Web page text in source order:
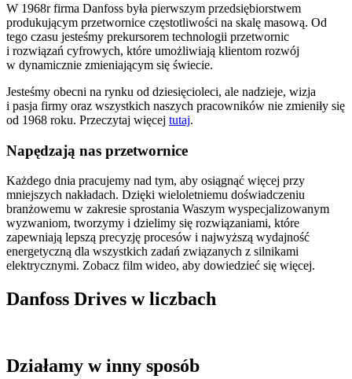
W 1968r firma Danfoss była pierwszym przedsiębiorstwem
produkującym przetwornice częstotliwości na skalę masową. Od
tego czasu jesteśmy prekursorem technologii przetwornic
i rozwiązań cyfrowych, które umożliwiają klientom rozwój
w dynamicznie zmieniającym się świecie.
Jesteśmy obecni na rynku od dziesięcioleci, ale nadzieje, wizja
i pasja firmy oraz wszystkich naszych pracowników nie zmieniły się
od 1968 roku. Przeczytaj więcej tutaj.
Napędzają nas przetwornice
Każdego dnia pracujemy nad tym, aby osiągnąć więcej przy
mniejszych nakładach. Dzięki wieloletniemu doświadczeniu
branżowemu w zakresie sprostania Waszym wyspecjalizowanym
wyzwaniom, tworzymy i dzielimy się rozwiązaniami, które
zapewniają lepszą precyzję procesów i najwyższą wydajność
energetyczną dla wszystkich zadań związanych z silnikami
elektrycznymi. Zobacz film wideo, aby dowiedzieć się więcej.
Danfoss Drives w liczbach
Działamy w inny sposób